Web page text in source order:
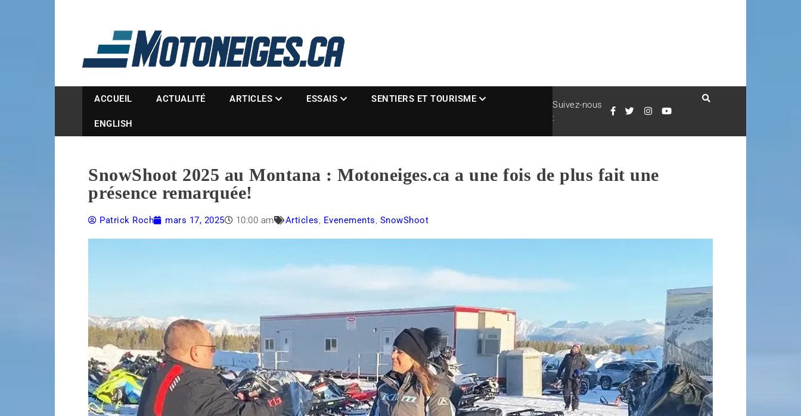
Magazine Motoneiges.ca
ACCUEIL ACTUALITÉ ARTICLES ESSAIS SENTIERS ET TOURISME
ENGLISH
Suivez-nous
:
SnowShoot 2025 au Montana : Motoneiges.ca a une fois de plus fait une
présence remarquée!
Patrick Roch mars 17, 2025 10:00 am Articles, Evenements, SnowShoot